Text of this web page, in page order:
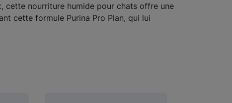
cette nourriture humide pour chats offre une
cette formule Purina Pro Plan, qui lui